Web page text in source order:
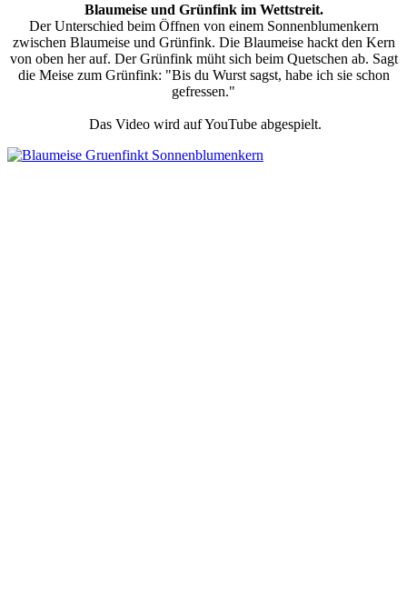
Blaumeise und Grünfink im Wettstreit.
Der Unterschied beim Öffnen von einem Sonnenblumenkern
zwischen Blaumeise und Grünfink. Die Blaumeise hackt den Kern
von oben her auf. Der Grünfink müht sich beim Quetschen ab. Sagt
die Meise zum Grünfink: "Bis du Wurst sagst, habe ich sie schon
gefressen."
Das Video wird auf YouTube abgespielt.